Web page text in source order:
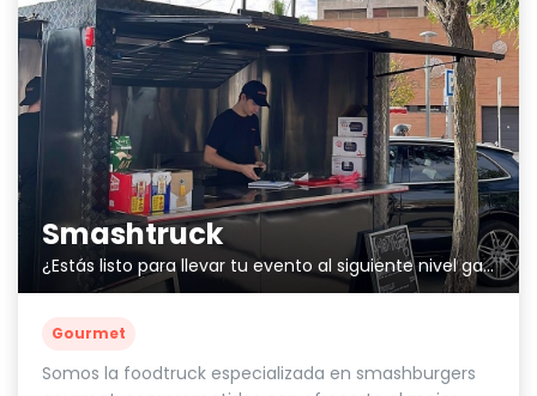
Smashtruck
¿Estás listo para llevar tu evento al siguiente nivel gastronómico?
Gourmet
Somos la foodtruck especializada en smashburgers